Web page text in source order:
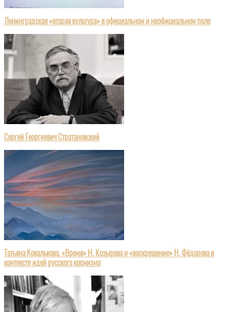
Ленинградская «вторая культура» в официальном и неофициальном поле
Сергей Георгиевич Стратановский
Татьяна Ковалькова. «Время» Н. Козырева и «воскрешение» Н. Фёдорова в
контексте идей русского космизма